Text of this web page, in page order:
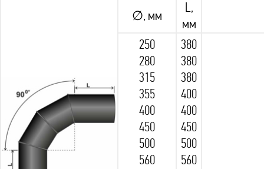
∅, мм
L,
мм
250
280
315
355
400
450
500
560
380
380
380
400
400
450
500
560